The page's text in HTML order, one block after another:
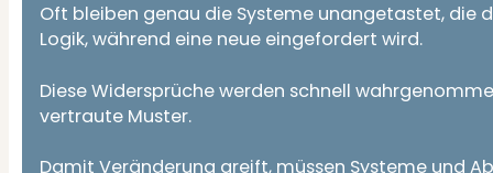
Oft bleiben genau die Systeme unangetastet, die
Logik, während eine neue eingefordert wird.
Diese Widersprüche werden schnell
vertraute Muster.
Damit Veränderung greift, müssen Systeme und